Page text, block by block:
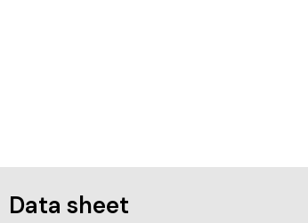
Data sheet